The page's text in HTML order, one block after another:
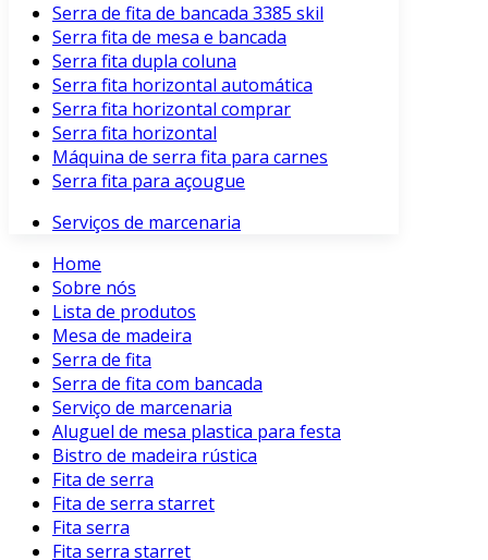
Serra de fita de bancada 3385 skil
Serra fita de mesa e bancada
Serra fita dupla coluna
Serra fita horizontal automática
Serra fita horizontal comprar
Serra fita horizontal
Máquina de serra fita para carnes
Serra fita para açougue
Serviços de marcenaria
Home
Sobre nós
Lista de produtos
Mesa de madeira
Serra de fita
Serra de fita com bancada
Serviço de marcenaria
Aluguel de mesa plastica para festa
Bistro de madeira rústica
Fita de serra
Fita de serra starret
Fita serra
Fita serra starret